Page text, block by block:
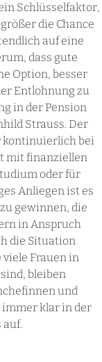
Schlüsselfaktor,
die Chance
auf eine
dass gute
Option, besser
Entlohnung zu
in der Pension
Strauss. Der
kontinuierlich bei
mit finanziellen
oder für
Anliegen ist es
gewinnen, die
in Anspruch
die Situation
Frauen in
bleiben
und
klar in der
auf.